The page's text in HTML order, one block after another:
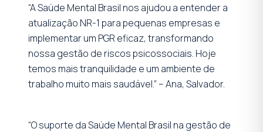
“A Saúde Mental Brasil nos ajudou a entender a
atualização NR-1 para pequenas empresas e
implementar um PGR eficaz, transformando
nossa gestão de riscos psicossociais. Hoje
temos mais tranquilidade e um ambiente de
trabalho muito mais saudável.” – Ana, Salvador.
“O suporte da Saúde Mental Brasil na gestão de